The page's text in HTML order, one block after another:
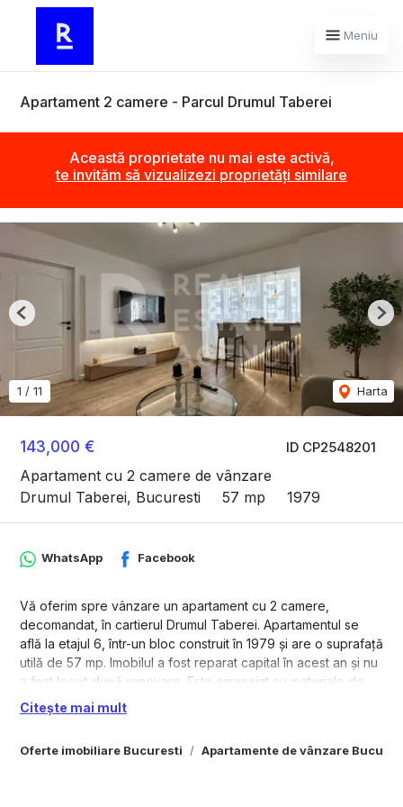
Meniu
Apartament 2 camere - Parcul Drumul Taberei
Această proprietate nu mai este activă,
te invităm să vizualizezi proprietăți similare
ID CP2548201
143,000 €
Apartament cu 2 camere de vânzare
Drumul Taberei, Bucuresti
57 mp 1979
1 / 11 Harta
Previous
Oferte imobiliare Bucuresti Apartamente de vânzare
WhatsApp Facebook
Vă oferim spre vânzare un apartament cu 2 camere,
decomandat, în cartierul Drumul Taberei. Apartamentul se
află la etajul 6, într-un bloc construit în 1979 și are o suprafață
utilă de 57 mp. Imobilul a fost reparat capital în acest an și nu
a fost locuit după renovare. Este amenajat cu materiale de
cea mai bună calitate, ideal pentru cei care apreciază
detaliile și confortul. Mobilierul a fost realizat pe comandă, iar
stil de viață modern.
Citește mai mult